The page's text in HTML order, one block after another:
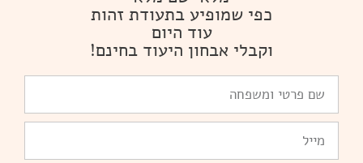
כפי שמופיע בתעודת זהות
עוד היום
וקבלי אבחון היעוד בחינם!
פרטי
ומשפחה